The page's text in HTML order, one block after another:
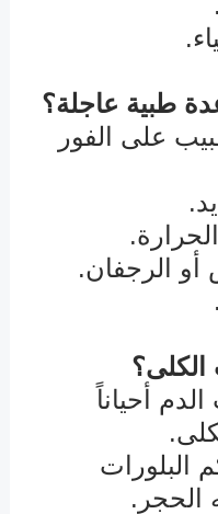
طبية عاجلة؟
على الفور
أو الرجفان.
أحياناً
البلورات
الحجر.